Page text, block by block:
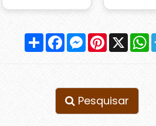
Compartilhar
FacebookMessenger
Pinterest
X
Pesquisar